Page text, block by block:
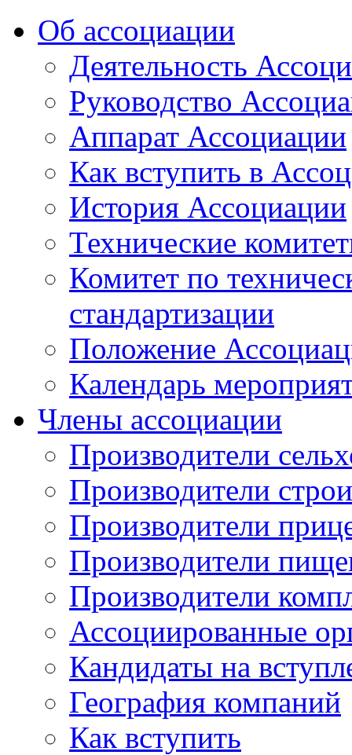
Об ассоциации
Деятельность
Руководство
Аппарат Ассоциации
Как вступить в
История Ассоциации
Технические
Комитет по
стандартизации
Положение
Календарь
Члены ассоциации
Производители
Производители
Производители
Производители
Производители
Ассоциированные
Кандидаты на
География компаний
Как вступить